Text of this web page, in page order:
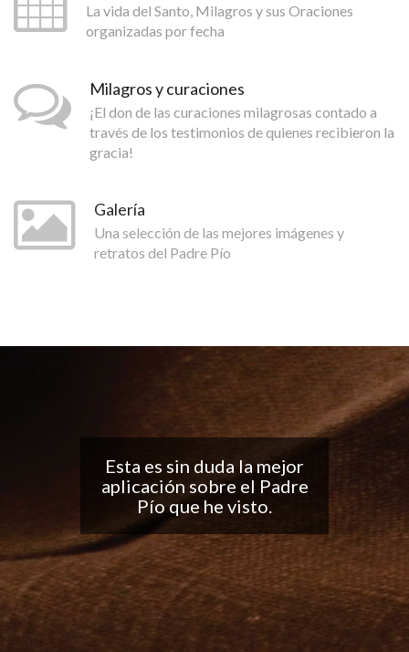
La vida del Santo, Milagros y sus Oraciones
organizadas por fecha
Milagros y curaciones
¡El don de las curaciones milagrosas contado a
través de los testimonios de quienes recibieron la
gracia!
Galería
Una selección de las mejores imágenes y
retratos del Padre Pío
Buena aplicación, me
encantan las
notificaciones todos los
días... ¡Sigan con el buen
trabajo!